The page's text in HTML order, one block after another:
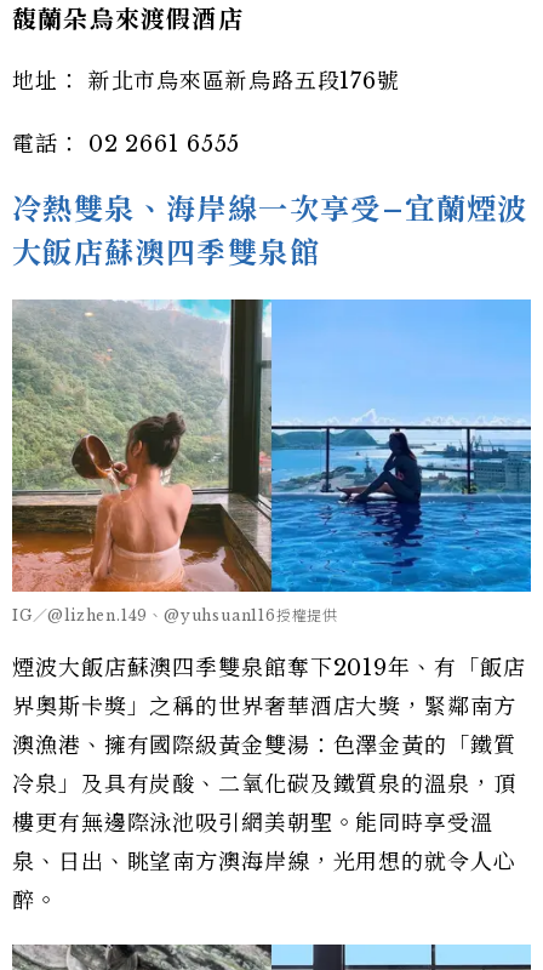
馥蘭朵烏來渡假酒店
地址： 新北市烏來區新烏路五段176號
電話： 02 2661 6555
冷熱雙泉、海岸線一次享受–宜蘭煙波
大飯店蘇澳四季雙泉館
IG／@lizhen.149、@yuhsuan116授權提供
煙波大飯店蘇澳四季雙泉館奪下2019年、有「飯店
界奧斯卡獎」之稱的世界奢華酒店大獎，緊鄰南方
澳漁港、擁有國際級黃金雙湯：色澤金黃的「鐵質
冷泉」及具有炭酸、二氧化碳及鐵質泉的溫泉，頂
樓更有無邊際泳池吸引網美朝聖。能同時享受溫
泉、日出、眺望南方澳海岸線，光用想的就令人心
醉。